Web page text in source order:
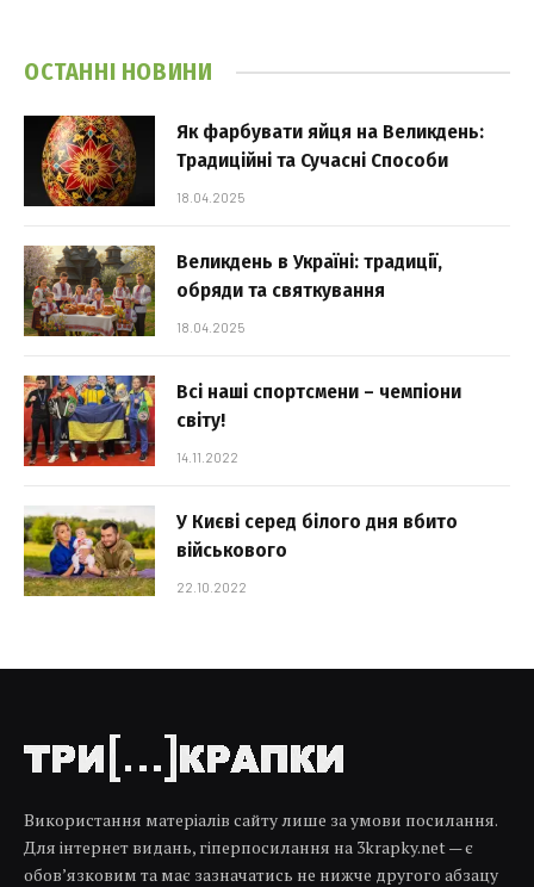
ОСТАННІ НОВИНИ
Як фарбувати яйця на Великдень:
Традиційні та Сучасні Способи
18.04.2025
Великдень в Україні: традиції,
обряди та святкування
18.04.2025
Всі наші спортсмени – чемпіони
світу!
14.11.2022
У Києві серед білого дня вбито
військового
22.10.2022
Використання матеріалів сайту лише за умови посилання.
Для інтернет видань, гіперпосилання на 3krapky.net — є
обов’язковим та має зазначатись не нижче другого абзацу